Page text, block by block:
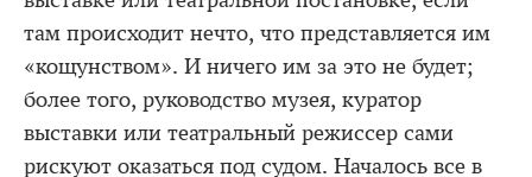
там происходит нечто, что представляется им
«кощунством». И ничего им за это не будет;
более того, руководство музея, куратор
выставки или театральный режиссер сами
рискуют оказаться под судом. Началось все в